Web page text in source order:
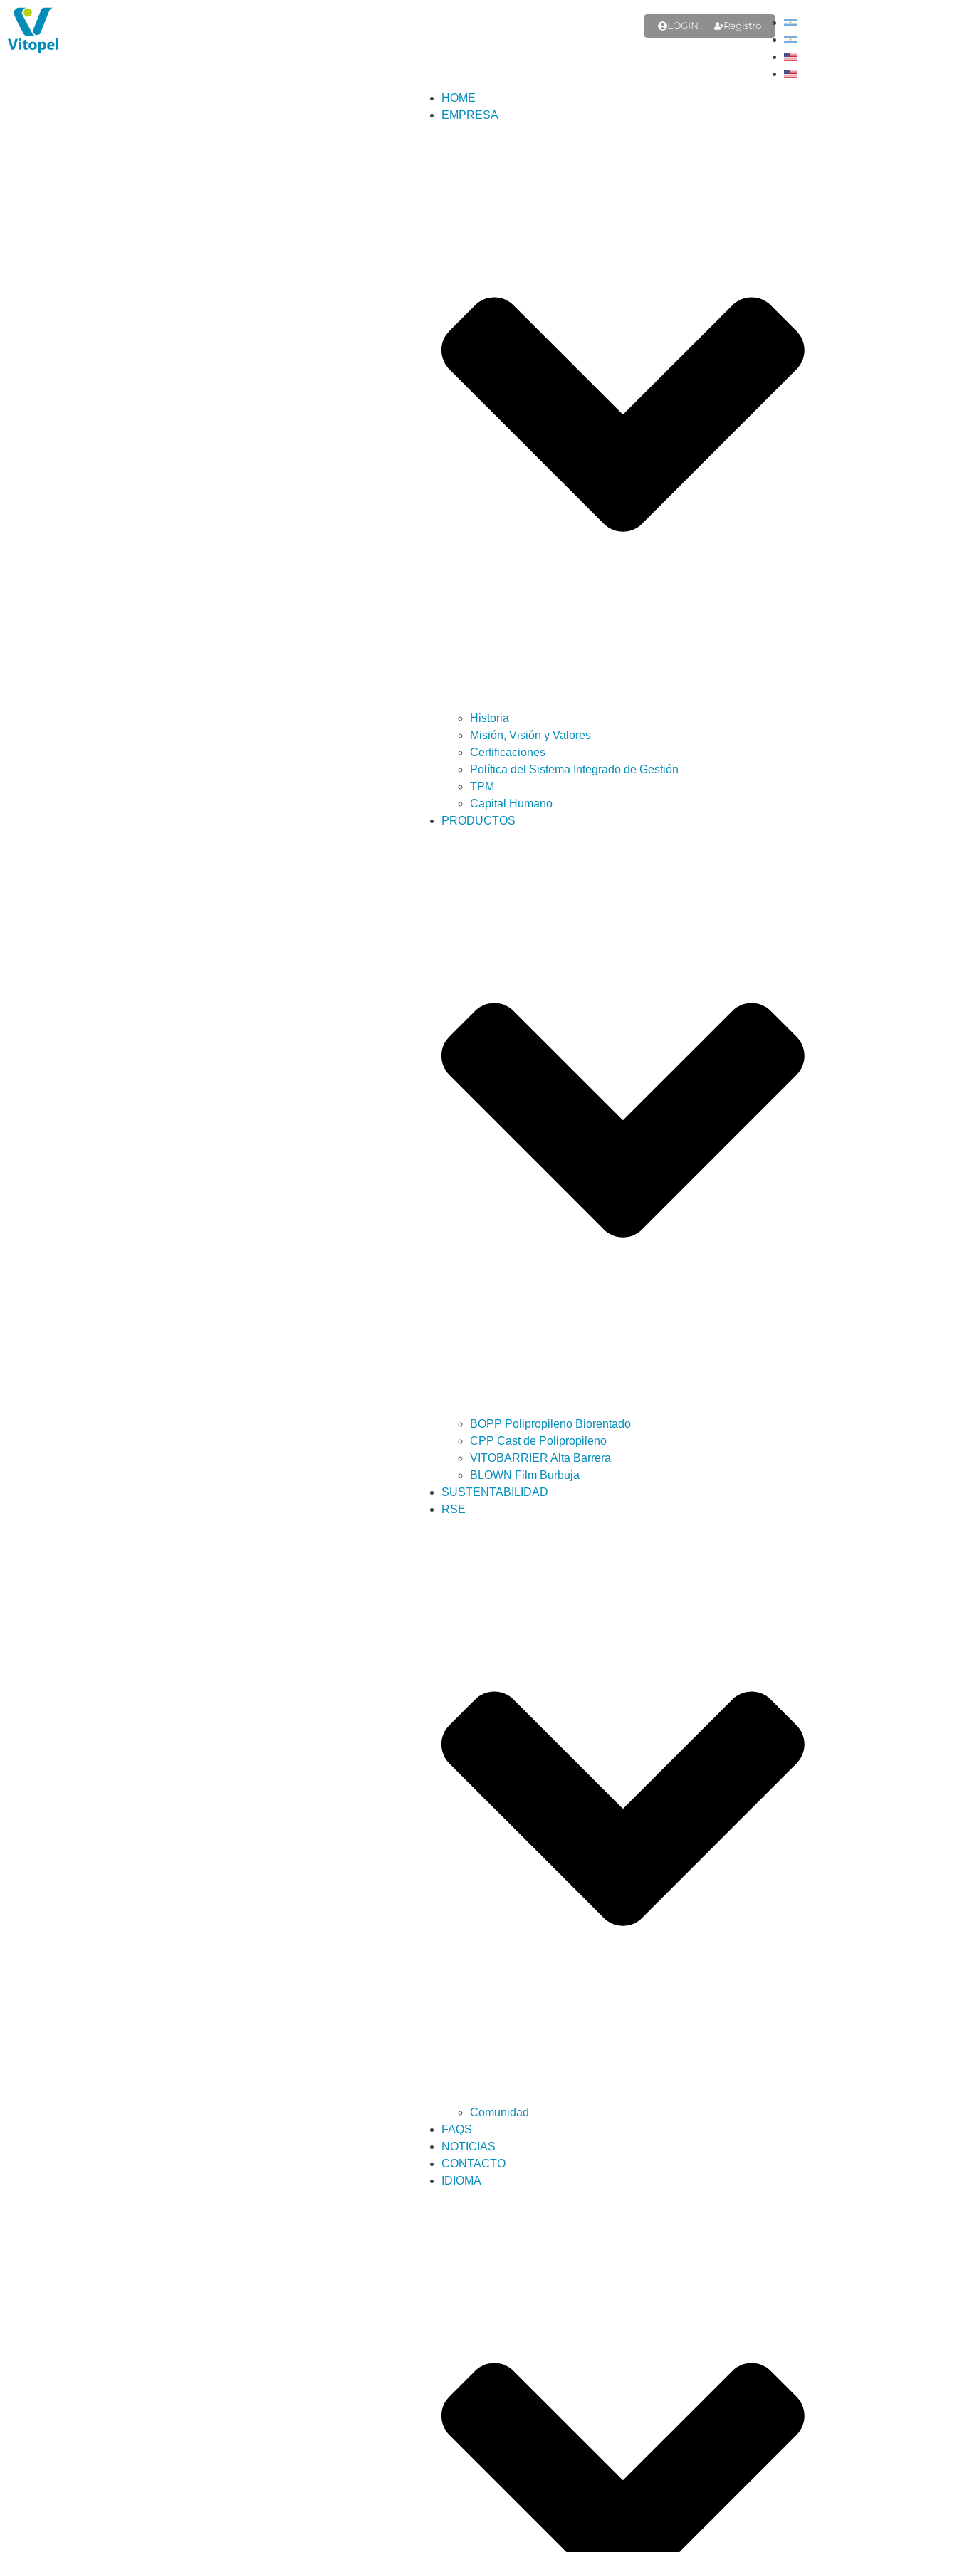
LOGIN Registro
HOME
EMPRESA
Historia
Misión, Visión y Valores
Certificaciones
Política del Sistema Integrado de Gestión
TPM
Capital Humano
PRODUCTOS
BOPP Polipropileno Biorentado
CPP Cast de Polipropileno
VITOBARRIER Alta Barrera
BLOWN Film Burbuja
SUSTENTABILIDAD
RSE
Comunidad
FAQS
NOTICIAS
CONTACTO
IDIOMA